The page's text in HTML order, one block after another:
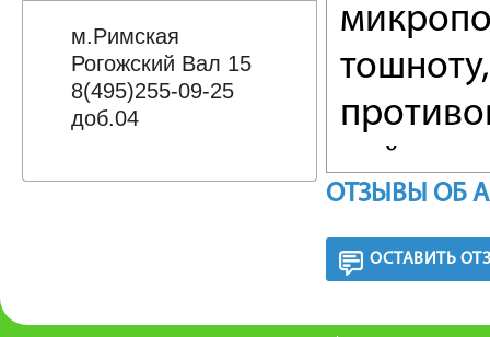
м.Римская
Рогожский Вал 15
8(495)255-09-25
доб.04
ОТЗЫВЫ ОБ
ОСТАВИТЬ